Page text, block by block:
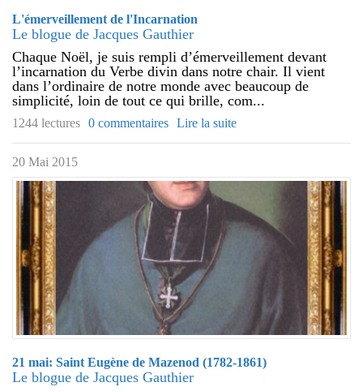
L'émerveillement de l'Incarnation
Le blogue de Jacques Gauthier
Chaque Noël, je suis rempli d’émerveillement devant
l’incarnation du Verbe divin dans notre chair. Il vient
dans l’ordinaire de notre monde avec beaucoup de
simplicité, loin de tout ce qui brille, com...
1244 lectures 0 commentaires Lire la suite
20 Mai 2015
21 mai: Saint Eugène de Mazenod (1782-1861)
Le blogue de Jacques Gauthier